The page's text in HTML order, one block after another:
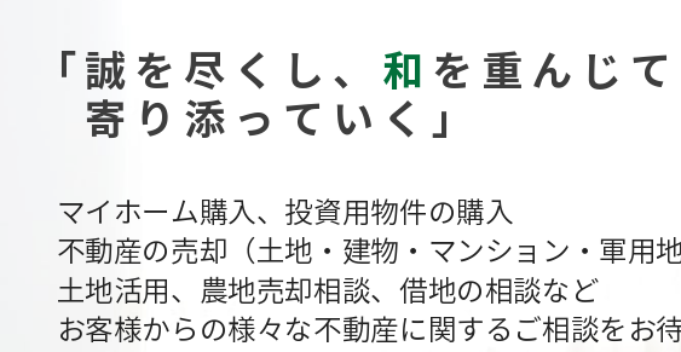
マイホーム購入、投資用物件の購入
不動産の売却（土地・建物・マンション・軍用地
土地活用、農地売却相談、借地の相談など
お客様からの様々な不動産に関するご相談をお
「誠を尽くし、 和 を重んじ
寄り添っていく」